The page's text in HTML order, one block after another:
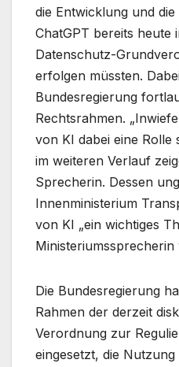
die Entwicklung und
ChatGPT bereits heute
Datenschutz-
erfolgen müssten.
Bundesregierung
Rechtsrahmen.
von KI dabei eine Rolle
im weiteren Verlauf
Sprecherin. Dessen
Innenministerium
von KI „ein wichtiges
Ministeriumssprecherin
Die Bundesregierung
Rahmen der derzeit
Verordnung zur
eingesetzt, die